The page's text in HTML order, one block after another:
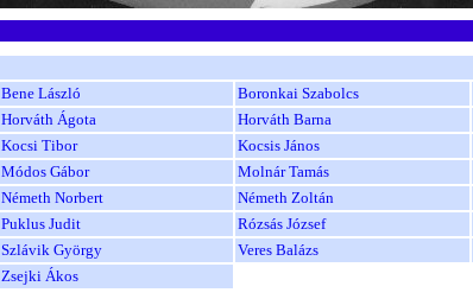
Bene László Boronkai Szabolcs
Horváth Ágota Horváth Barna
Kocsi Tibor Kocsis János
Módos Gábor Molnár Tamás
Németh Norbert Németh Zoltán
Puklus Judit Rózsás József
Szlávik György Veres Balázs
Zsejki Ákos